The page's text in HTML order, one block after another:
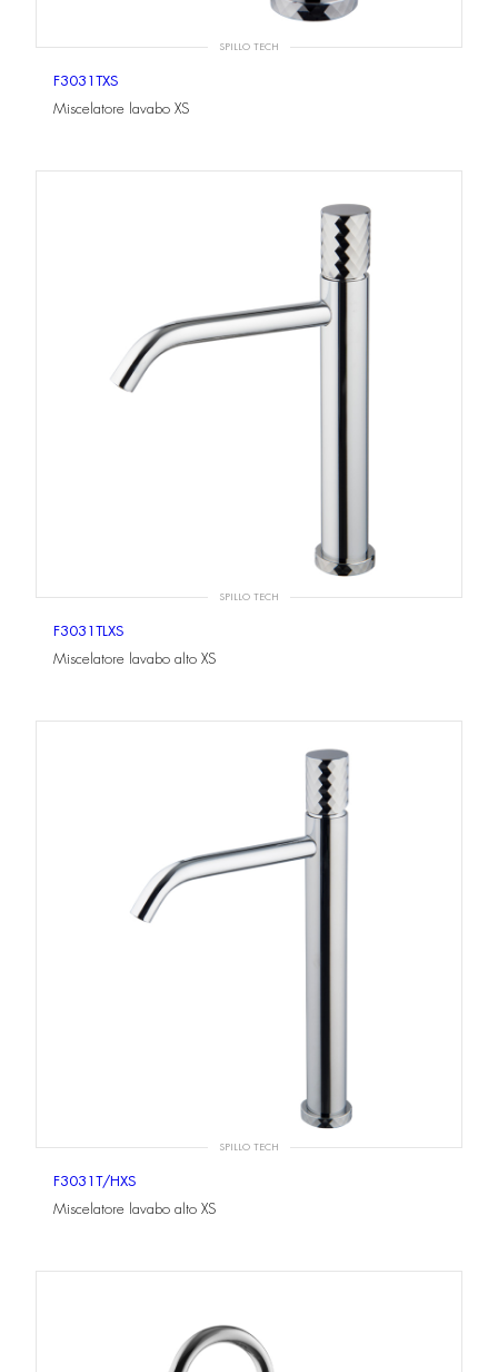
SPILLO TECH
F3031TXS
Miscelatore lavabo XS
SPILLO TECH
F3031TLXS
Miscelatore lavabo alto XS
SPILLO TECH
F3031T/HXS
Miscelatore lavabo alto XS